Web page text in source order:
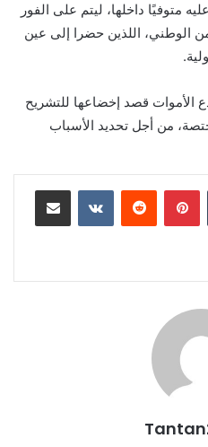
متوفيًا داخلها، ليتم على الفور
الوطني، اللذين حضرا إلى عين
الأموات قصد إخضاعها للتشريح
من أجل تحديد الأسباب
بينتيريست مشاركة عبر البريد